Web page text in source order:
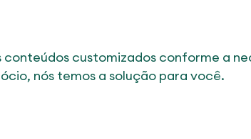
conteúdos customizados conforme a
nós temos a solução para você.